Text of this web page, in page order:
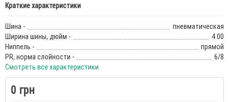
Краткие характеристики
Шина -
пневматическая
Ширина шины, дюйм -
4.00
Ниппель -
прямой
PR, норма слойности -
6/8
Смотреть все характеристики
0 грн